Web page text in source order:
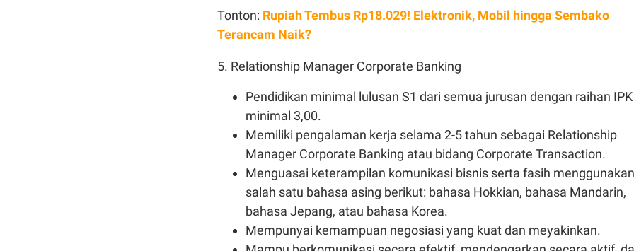
Tonton: Rupiah Tembus Rp18.029! Elektronik, Mobil hingga Sembako
Terancam Naik?
5. Relationship Manager Corporate Banking
Pendidikan minimal lulusan S1 dari semua jurusan dengan raihan IPK
minimal 3,00.
Memiliki pengalaman kerja selama 2-5 tahun sebagai Relationship
Manager Corporate Banking atau bidang Corporate Transaction.
Menguasai keterampilan komunikasi bisnis serta fasih menggunakan
salah satu bahasa asing berikut: bahasa Hokkian, bahasa Mandarin,
bahasa Jepang, atau bahasa Korea.
Mempunyai kemampuan negosiasi yang kuat dan meyakinkan.